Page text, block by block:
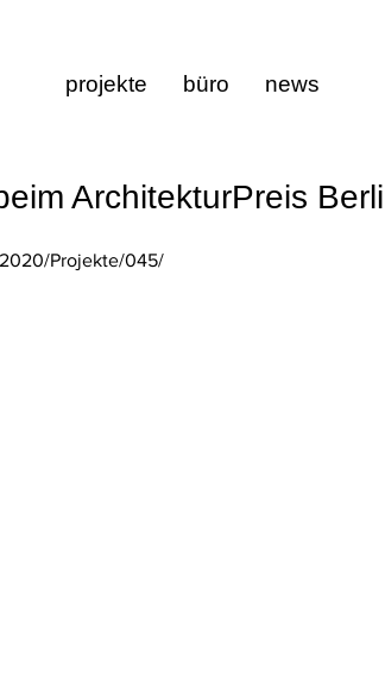
projekte büro news
ArchitekturPreis
Projekte/045/